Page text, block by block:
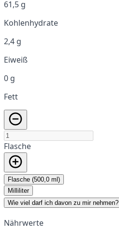
61,5 g
Kohlenhydrate
2,4 g
Eiweiß
0 g
Fett
Flasche
Flasche (500,0 ml)
Milliliter
Wie viel darf ich davon zu mir nehmen?
Nährwerte